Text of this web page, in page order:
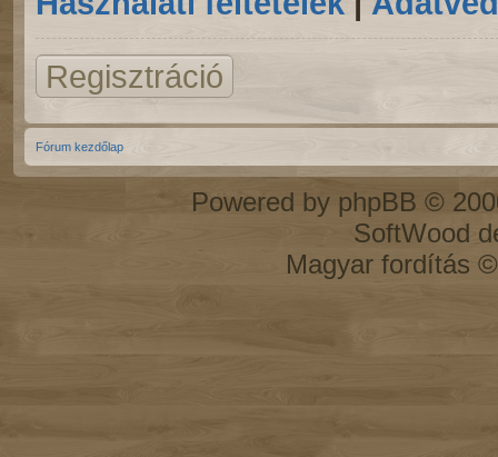
Regisztráció
Fórum kezdőlap
Powered by phpBB ©
SoftWood
Magyar fordítás